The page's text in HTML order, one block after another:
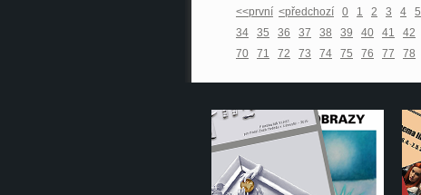
<<první <předchozí 0 1 2 3 4 5
34
35 36 37 38 39 40 41 42
70
71 72 73 74 75 76 77 78